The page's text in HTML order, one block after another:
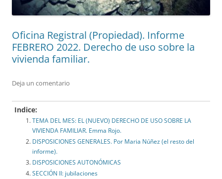
Oficina Registral (Propiedad). Informe
FEBRERO 2022. Derecho de uso sobre la
vivienda familiar.
Deja un comentario
Indice:
TEMA DEL MES: EL (NUEVO) DERECHO DE USO SOBRE LA
VIVIENDA FAMILIAR. Emma Rojo.
DISPOSICIONES GENERALES. Por Maria Núñez (el resto del
informe).
DISPOSICIONES AUTONÓMICAS
SECCIÓN II: jubilaciones